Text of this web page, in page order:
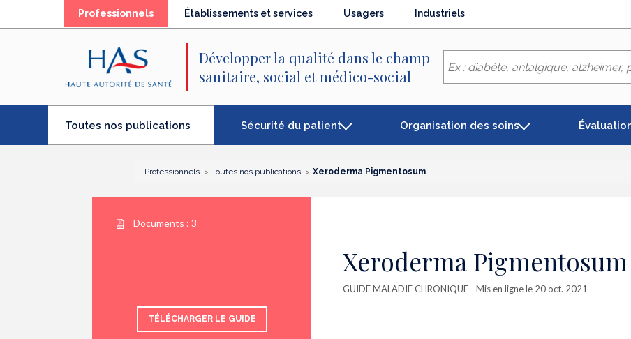
Professionnels(élémentÉtablissements et services Usagers Industriels
Développer la qualité dans le champ
sanitaire, social et médico-social
Toutes nos publications Sécurité du patient Organisation des soins
Professionnels Toutes nos publications Xeroderma Pigmentosum
Documents : 3
TÉLÉCHARGER LE GUIDE
Xeroderma Pigmentosum
GUIDE MALADIE CHRONIQUE - Mis en ligne le 20 oct. 2021